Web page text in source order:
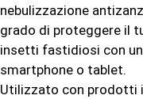
nebulizzazione
grado di proteggere il
insetti fastidiosi con
smartphone o tablet.
Utilizzato con prodotti